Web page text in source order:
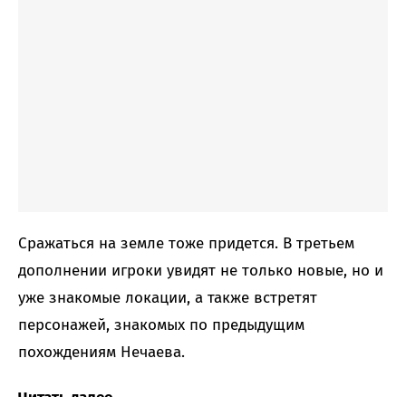
Сражаться на земле тоже придется. В третьем
дополнении игроки увидят не только новые, но и
уже знакомые локации, а также встретят
персонажей, знакомых по предыдущим
похождениям Нечаева.